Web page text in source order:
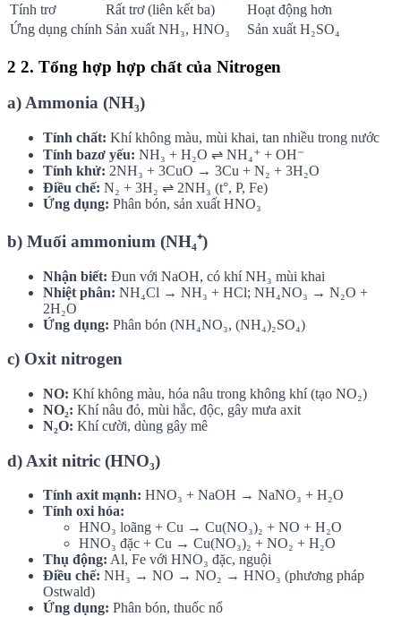
Tính trơ
Rất trơ (liên kết ba)
Hoạt động hơn
Ứng dụng chính Sản xuất NH₃, HNO₃ Sản xuất H₂SO₄
2 2. Tổng hợp hợp chất của Nitrogen
a) Ammonia (NH₃)
Tính chất: Khí không màu, mùi khai, tan nhiều trong nước
Tính bazơ yếu: NH₃ + H₂O ⇌ NH₄⁺ + OH⁻
Tính khử: 2NH₃ + 3CuO → 3Cu + N₂ + 3H₂O
Điều chế: N₂ + 3H₂ ⇌ 2NH₃ (t°, P, Fe)
Ứng dụng: Phân bón, sản xuất HNO₃
b) Muối ammonium (NH₄⁺)
Nhận biết: Đun với NaOH, có khí NH₃ mùi khai
Nhiệt phân: NH₄Cl → NH₃ + HCl; NH₄NO₃ → N₂O +
2H₂O
Ứng dụng: Phân bón (NH₄NO₃, (NH₄)₂SO₄)
c) Oxit nitrogen
NO: Khí không màu, hóa nâu trong không khí (tạo NO₂)
NO₂: Khí nâu đỏ, mùi hắc, độc, gây mưa axit
N₂O: Khí cười, dùng gây mê
d) Axit nitric (HNO₃)
Tính axit mạnh: HNO₃ + NaOH → NaNO₃ + H₂O
Tính oxi hóa:
HNO₃ loãng + Cu → Cu(NO₃)₂ + NO + H₂O
HNO₃ đặc + Cu → Cu(NO₃)₂ + NO₂ + H₂O
Thụ động: Al, Fe với HNO₃ đặc, nguội
Điều chế: NH₃ → NO → NO₂ → HNO₃ (phương pháp
Ostwald)
Ứng dụng: Phân bón, thuốc nổ